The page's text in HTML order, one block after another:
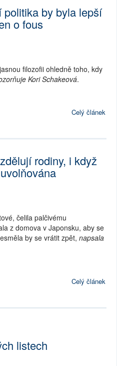
by byla lepší
o fous
filozofii ohledně toho, kdy
Kori Schakeová.
Celý článek
rodiny, i když
čelila palčivému
z domova v Japonsku, aby se
by se vrátit zpět, napsala
Celý článek
listech